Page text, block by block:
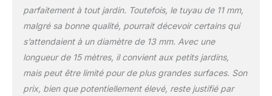
protection contre le gel
Gardena, le coffre à
tuyaux mural RollUp S
est protégé contre le gel
et peut donc rester à
l'extérieur toute l'année
Livraison : 1x coffre pour
parfaitement à tout jardin. Toutefois, le tuyau de 11 mm,
malgré sa bonne qualité, pourrait décevoir certains qui
s’attendaient à un diamètre de 13 mm. Avec une
longueur de 15 mètres, il convient aux petits jardins,
mais peut être limité pour de plus grandes surfaces. Son
prix, bien que potentiellement élevé, reste justifié par